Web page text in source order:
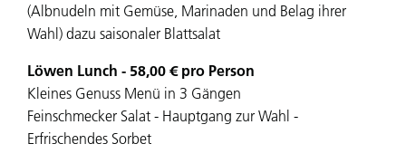
(Albnudeln mit Gemüse, Marinaden und Belag ihrer
Wahl) dazu saisonaler Blattsalat
Löwen Lunch - 58,00 € pro Person
Kleines Genuss Menü in 3 Gängen
Feinschmecker Salat - Hauptgang zur Wahl -
Erfrischendes Sorbet